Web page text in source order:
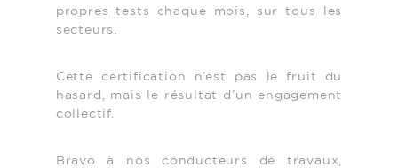
propres tests chaque mois, sur tous les
secteurs.
Cette certification n’est pas le fruit du
hasard, mais le résultat d’un engagement
collectif.
Bravo à nos conducteurs de travaux,